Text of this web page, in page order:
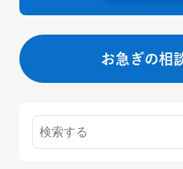
お急ぎの相